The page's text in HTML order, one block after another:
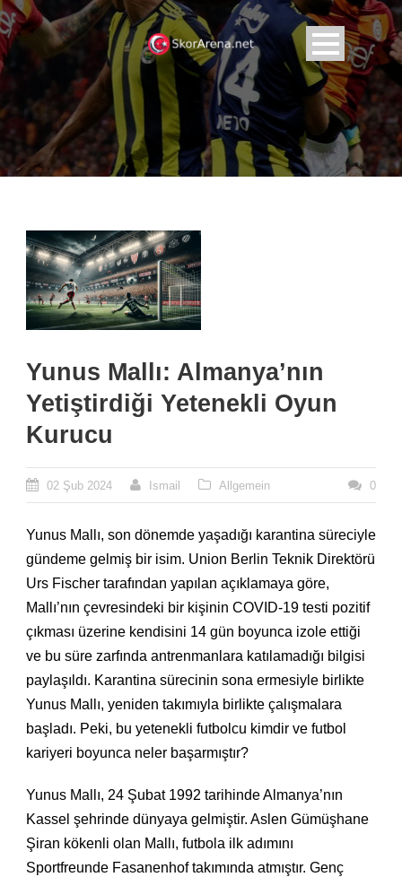
Yunus Mallı: Almanya’nın
Yetiştirdiği Yetenekli Oyun
Kurucu
02 Şub 2024 Ismail Allgemein 0
Yunus Mallı, son dönemde yaşadığı karantina süreciyle
gündeme gelmiş bir isim. Union Berlin Teknik Direktörü
Urs Fischer tarafından yapılan açıklamaya göre,
Mallı’nın çevresindeki bir kişinin COVID-19 testi pozitif
çıkması üzerine kendisini 14 gün boyunca izole ettiği
ve bu süre zarfında antrenmanlara katılamadığı bilgisi
paylaşıldı. Karantina sürecinin sona ermesiyle birlikte
Yunus Mallı, yeniden takımıyla birlikte çalışmalara
başladı. Peki, bu yetenekli futbolcu kimdir ve futbol
kariyeri boyunca neler başarmıştır?
Yunus Mallı, 24 Şubat 1992 tarihinde Almanya’nın
Kassel şehrinde dünyaya gelmiştir. Aslen Gümüşhane
Şiran kökenli olan Mallı, futbola ilk adımını
Sportfreunde Fasanenhof takımında atmıştır. Genç